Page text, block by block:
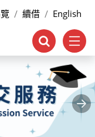
續借 English